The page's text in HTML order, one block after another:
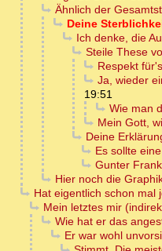
Ähnlich der
Deine
Ich denke, die
Steile These
Respekt
Ja, wieder
19:51
Wie man
Mein Gott,
Deine
Es sollte
Gunter
Hier noch die
Hat eigentlich schon mal
Mein letztes mir
Wie hat er das
Er war wohl